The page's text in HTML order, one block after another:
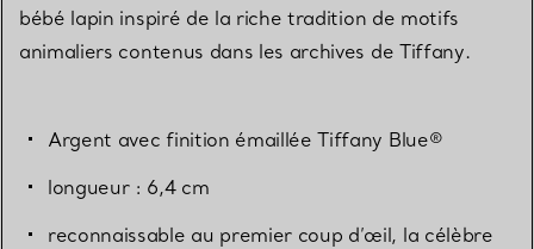
bébé lapin inspiré de la riche tradition de motifs
animaliers contenus dans les archives de Tiffany.
Argent avec finition émaillée Tiffany Blue®
longueur : 6,4 cm
reconnaissable au premier coup d’œil, la célèbre